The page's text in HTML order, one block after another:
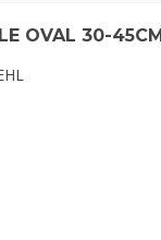
OVAL 30-